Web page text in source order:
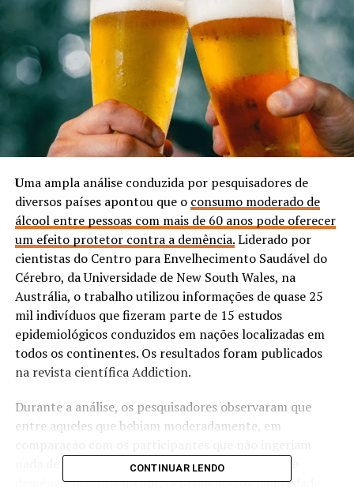
Uma ampla análise conduzida por pesquisadores de
diversos países apontou que o consumo moderado de
álcool entre pessoas com mais de 60 anos pode oferecer
um efeito protetor contra a demência.Liderado por
cientistas do Centro para Envelhecimento Saudável do
Cérebro, da Universidade de New South Wales, na
Austrália, o trabalho utilizou informações de quase 25
mil indivíduos que fizeram parte de 15 estudos
epidemiológicos conduzidos em nações localizadas em
todos os continentes. Os resultados foram publicados
na revista científica Addiction.
Durante a análise, os pesquisadores observaram que
entre aqueles que bebiam moderadamente, em
álcool,
houve uma incidência de casos de
demência até 38% menor, dependendo da quantidade.
CONTINUAR LENDO